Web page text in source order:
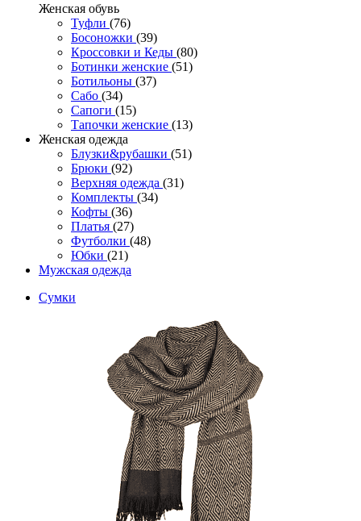
Женcкая обувь
Туфли (76)
Босоножки (39)
Кроссовки и Кеды (80)
Ботинки женские (51)
Ботильоны (37)
Сабо (34)
Сапоги (15)
Тапочки женские (13)
Женская одежда
Блузки&рубашки (51)
Брюки (92)
Верхняя одежда (31)
Комплекты (34)
Кофты (36)
Платья (27)
Футболки (48)
Юбки (21)
Мужская одежда
Сумки